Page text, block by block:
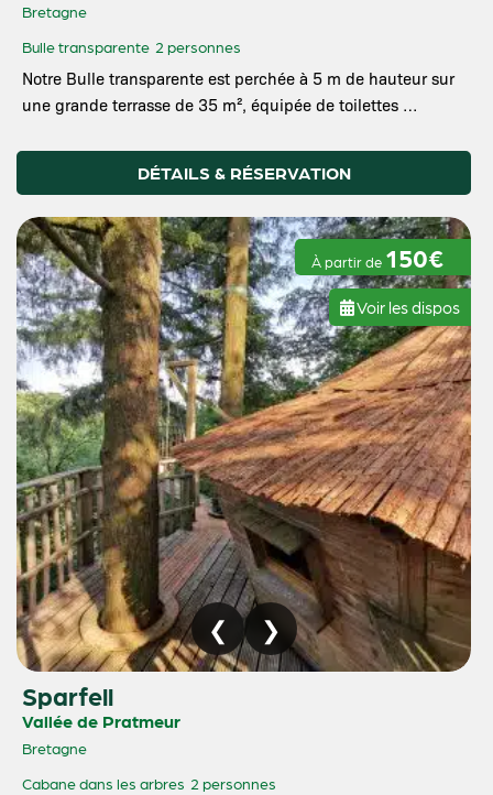
Bretagne
Bulle transparente 2 personnes
Notre Bulle transparente est perchée à 5 m de hauteur sur
une grande terrasse de 35 m², équipée de toilettes …
DÉTAILS & RÉSERVATION
À partir de 150€
Voir les dispos
Sparfell
Vallée de Pratmeur
Bretagne
Cabane dans les arbres 2 personnes